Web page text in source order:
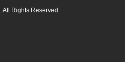
All Rights Reserved